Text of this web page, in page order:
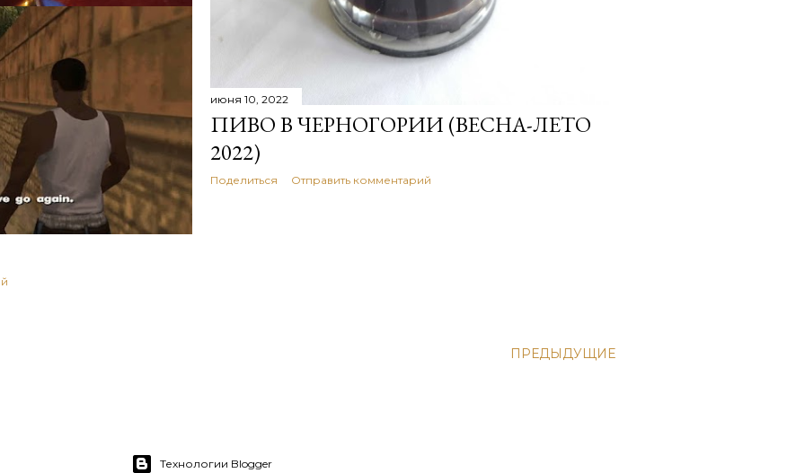
КУЛЬТУРЫ
июня 10, 2022
ПИВО В ЧЕРНОГОРИИ (ВЕСНА-ЛЕТО
2022)
Поделиться Отправить комментарий
ПРЕДЫДУЩИЕ
Технологии Blogger